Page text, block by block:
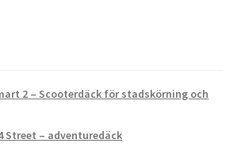
2 – Scooterdäck för stadskörning och
Street – adventuredäck